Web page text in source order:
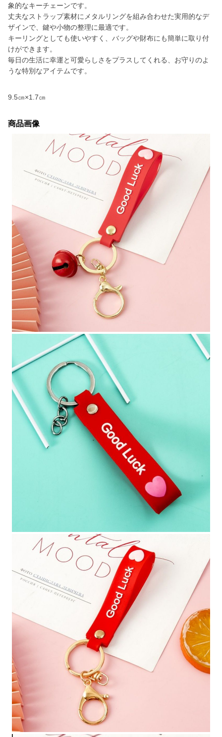
象的なキーチェーンです。
丈夫なストラップ素材にメタルリングを組み合わせた実用的なデ
ザインで、鍵や小物の整理に最適です。
キーリングとしても使いやすく、バッグや財布にも簡単に取り付
けができます。
毎日の生活に幸運と可愛らしさをプラスしてくれる、お守りのよ
うな特別なアイテムです。
9.5㎝×1.7㎝
商品画像